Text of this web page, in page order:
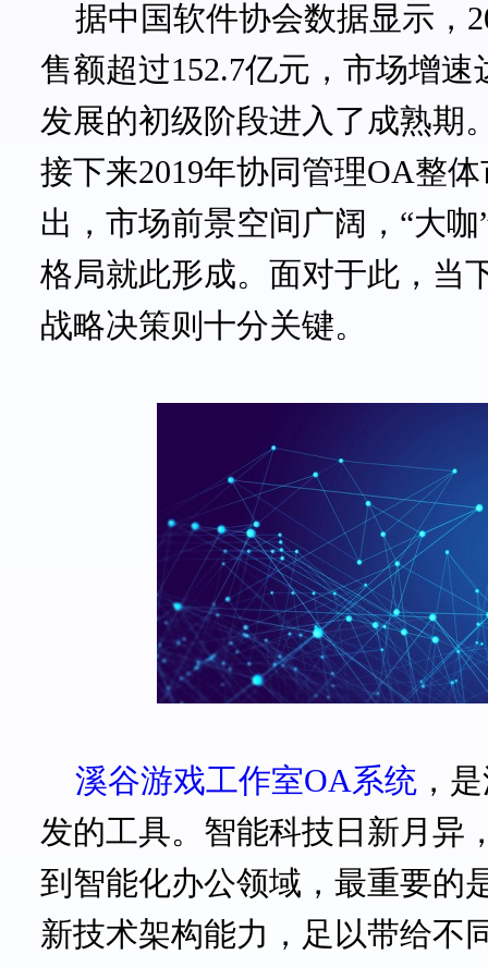
据中国软件协会数据显示，
售额超过152.7亿元，市场增
发展的初级阶段进入了成熟期
接下来2019年协同管理OA整
出，市场前景空间广阔，“大
格局就此形成。面对于此，当
战略决策则十分关键。
溪谷游戏工作室OA系统 ，
发的工具。 智能科技日新月异
到智能化办公领域，最重要的
新技术架构能力，足以带给不